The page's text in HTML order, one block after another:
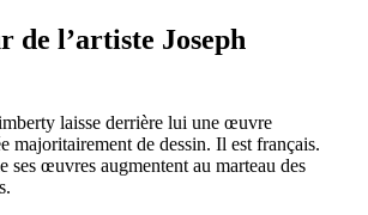
de l’artiste Joseph
laisse derrière lui une œuvre
majoritairement de dessin. Il est français.
ses œuvres augmentent au marteau des